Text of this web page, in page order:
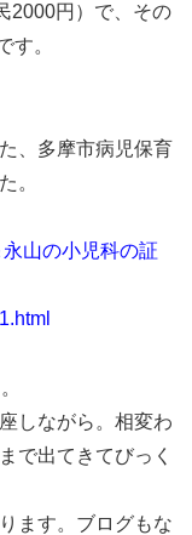
2000円）で、その
す。
、多摩市病児保育
。
山の小児科の証
しながら。相変わ
で出てきてびっく
ます。ブログもな